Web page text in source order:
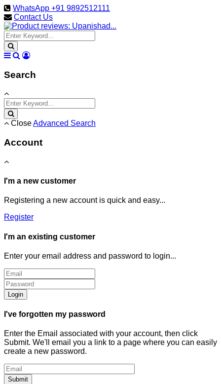
WhatsApp +91 9892512111
Contact Us
Search
CloseAdvanced Search
Account
I'm a new customer
Registering a new account is quick and easy...
Register
I'm an existing customer
Enter your email address and password to login...
Login
I've forgotten my password
Enter the Email associated with your account, then click
Submit. We'll email you a link to a page where you can easily
create a new password.
Submit